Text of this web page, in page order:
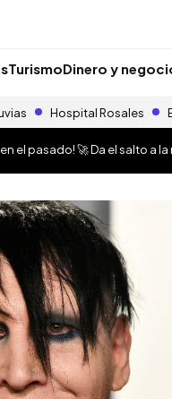
TurismoDinero y
Hospital Rosales
el pasado! 🚀 Da el salto a